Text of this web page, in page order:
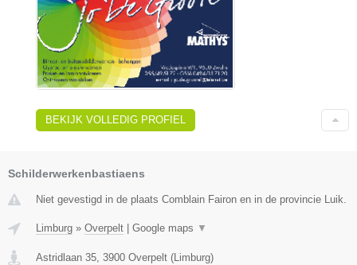
BEKIJK VOLLEDIG PROFIEL
Schilderwerkenbastiaens
Niet gevestigd in de plaats Comblain Fairon en in de provincie Luik.
Limburg » Overpelt Google maps ▼
Astridlaan 35, 3900 Overpelt (Limburg)